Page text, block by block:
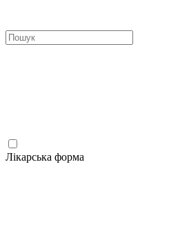
Лікарська форма